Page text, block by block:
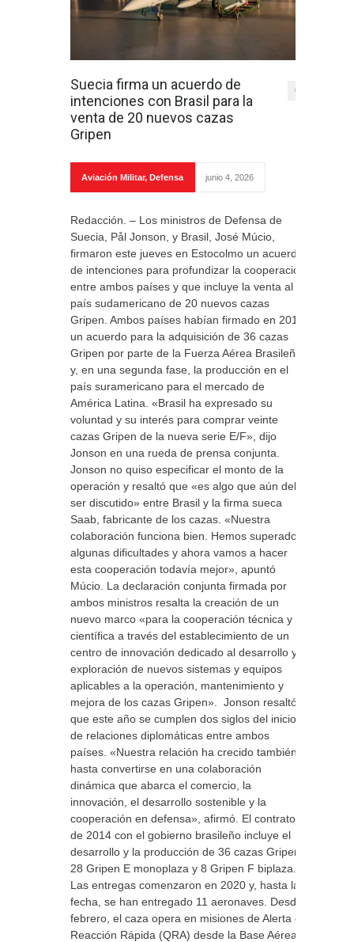
Suecia firma un acuerdo de
intenciones con Brasil para la
venta de 20 nuevos cazas
Gripen
0
Aviación Militar, Defensa junio 4, 2026
Redacción. – Los ministros de Defensa de
Suecia, Pål Jonson, y Brasil, José Múcio,
firmaron este jueves en Estocolmo un acuerdo
de intenciones para profundizar la cooperación
entre ambos países y que incluye la venta al
país sudamericano de 20 nuevos cazas
Gripen. Ambos países habían firmado en 2013
un acuerdo para la adquisición de 36 cazas
Gripen por parte de la Fuerza Aérea Brasileña
y, en una segunda fase, la producción en el
país suramericano para el mercado de
América Latina. «Brasil ha expresado su
voluntad y su interés para comprar veinte
cazas Gripen de la nueva serie E/F», dijo
Jonson en una rueda de prensa conjunta.
Jonson no quiso especificar el monto de la
operación y resaltó que «es algo que aún debe
ser discutido» entre Brasil y la firma sueca
Saab, fabricante de los cazas. «Nuestra
colaboración funciona bien. Hemos superado
algunas dificultades y ahora vamos a hacer
esta cooperación todavía mejor», apuntó
Múcio. La declaración conjunta firmada por
ambos ministros resalta la creación de un
nuevo marco «para la cooperación técnica y
científica a través del establecimiento de un
centro de innovación dedicado al desarrollo y
exploración de nuevos sistemas y equipos
aplicables a la operación, mantenimiento y
mejora de los cazas Gripen». Jonson resaltó
que este año se cumplen dos siglos del inicio
de relaciones diplomáticas entre ambos
países. «Nuestra relación ha crecido también
hasta convertirse en una colaboración
dinámica que abarca el comercio, la
innovación, el desarrollo sostenible y la
cooperación en defensa», afirmó. El contrato
de 2014 con el gobierno brasileño incluye el
desarrollo y la producción de 36 cazas Gripen:
28 Gripen E monoplaza y 8 Gripen F biplaza.
Las entregas comenzaron en 2020 y, hasta la
fecha, se han entregado 11 aeronaves. Desde
febrero, el caza opera en misiones de Alerta de
Reacción Rápida (QRA) desde la Base Aérea